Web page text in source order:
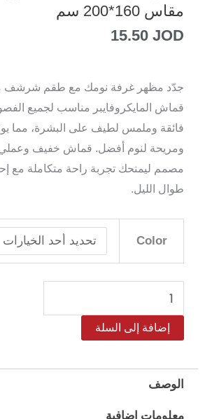
مقاس 160*200 سم
15.50 JOD
قماش المايكروفايبر مناسب لجميع
فائقة وملمس لطيف على البشرة، مما
ومريحة لنوم أفضل. قماش خفيف وعملي
مصمم ليمنحك تجربة راحة متكاملة مع
طوال الليل.
Color
مطاط
مايكروفايبر
ريتز
مقاس
إضافة إلى السلة
الوصف
معلومات إضافية